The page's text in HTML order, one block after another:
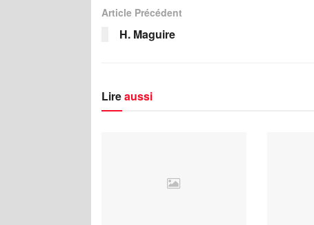
Article Précédent
H. Maguire
Lireaussi